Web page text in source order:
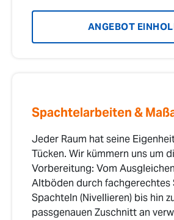
ANGEBOT
Spachtelarbeiten &
Jeder Raum hat seine
Tücken. Wir kümmern uns um
Vorbereitung: Vom
Altböden durch fachgerechtes
Spachteln (Nivellieren) bis hin
passgenauen Zuschnitt an